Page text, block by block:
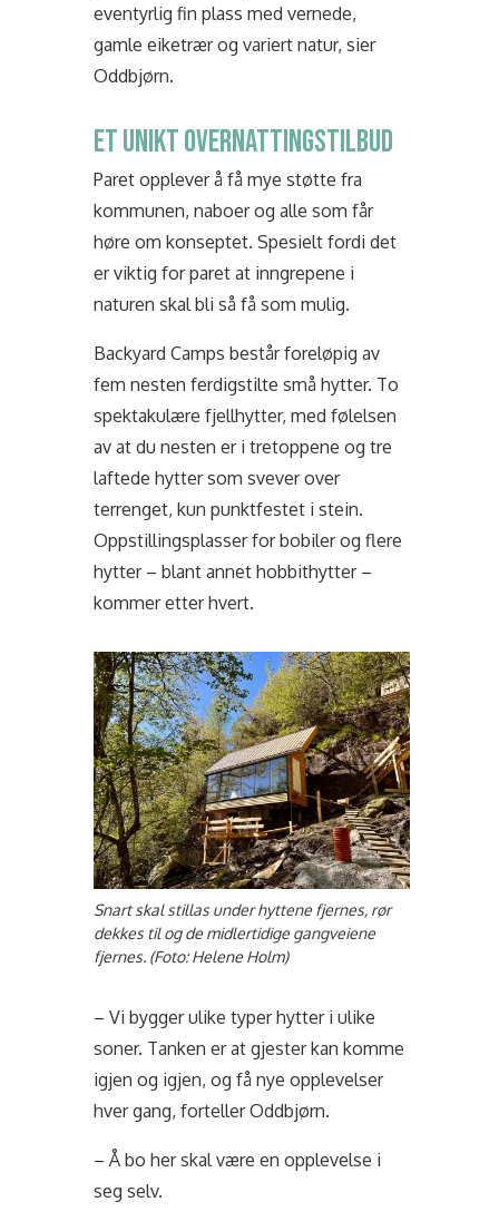
eventyrlig fin plass med vernede,
gamle eiketrær og variert natur, sier
Oddbjørn.
ET UNIKT OVERNATTINGSTILBUD
Paret opplever å få mye støtte fra
kommunen, naboer og alle som får
høre om konseptet. Spesielt fordi det
er viktig for paret at inngrepene i
naturen skal bli så få som mulig.
Backyard Camps består foreløpig av
fem nesten ferdigstilte små hytter. To
spektakulære fjellhytter, med følelsen
av at du nesten er i tretoppene og tre
laftede hytter som svever over
terrenget, kun punktfestet i stein.
Oppstillingsplasser for bobiler og flere
hytter – blant annet hobbithytter –
kommer etter hvert.
Snart skal stillas under hyttene fjernes, rør
dekkes til og de midlertidige gangveiene
fjernes. (Foto: Helene Holm)
– Vi bygger ulike typer hytter i ulike
soner. Tanken er at gjester kan komme
igjen og igjen, og få nye opplevelser
hver gang, forteller Oddbjørn.
– Å bo her skal være en opplevelse i
seg selv.